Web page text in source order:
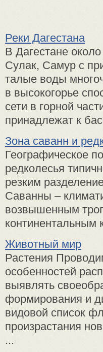
Реки Дагестана
В Дагестане
Сулак, Самур с
талые воды
в высокогорье
сети в горной
принадлежат к
Зона саванн и
Географическое
редколесья
резким
Саванны –
возвышенным
Животный мир
Растения
особенностей
выявлять
формирования и
видовой список
произрастания
...